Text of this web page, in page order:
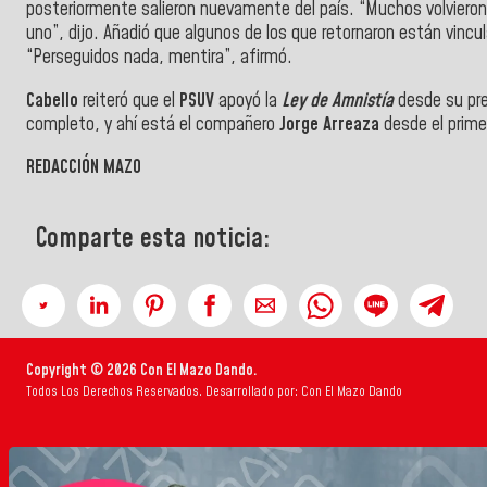
posteriormente salieron nuevamente del país. “Muchos
uno”, dijo. Añadió que algunos de los que retornaron están
“Perseguidos nada, mentira”, afirmó.
Cabello reiteró que el PSUVapoyó la Ley de Amnistíadesde su
completo, y ahí está el compañero Jorge Arreaza desde el
REDACCIÓN MAZO
Comparte esta noticia:
Copyright © 2026 Con El Mazo Dando.
Todos Los Derechos Reservados. Desarrollado por: Con El Mazo Dando